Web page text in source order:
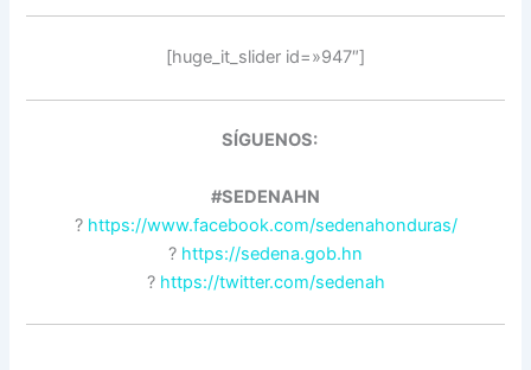
[huge_it_slider id=»947″]
SÍGUENOS:
#SEDENAHN
? https://www.facebook.com/sedenahonduras/
? https://sedena.gob.hn
? https://twitter.com/sedenah